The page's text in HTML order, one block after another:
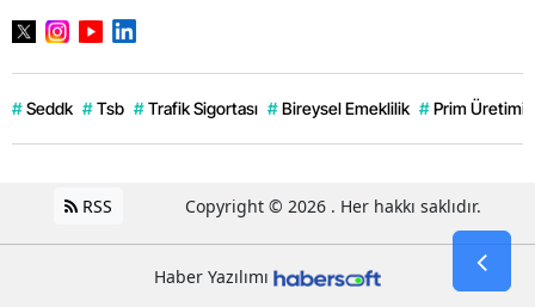
# Seddk # Tsb # Trafik Sigortası # Bireysel Emeklilik # Prim Üretimi
RSS Copyright © 2026 . Her hakkı saklıdır.
Haber Yazılımı